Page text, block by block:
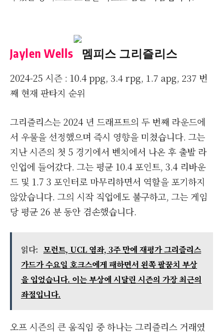
Jaylen Wells 멤피스 그리즐리스
2024-25 시즌 : 10.4 ppg, 3.4 rpg, 1.7 apg, 237 번
째 현재 판타지 순위
그리즐리스는 2024 년 드래프트의 두 번째 라운드에
서 우물을 선정했으며 즉시 영향을 미쳤습니다. 그는
지난 시즌의 첫 5 경기에서 벤치에서 나온 후 출발 라
인업에 들어갔다. 그는 평균 10.4 포인트, 3.4 리바운
드 및 1.7 3 포인터로 마무리하면서 역할을 포기하지
않았습니다. 그의 시작 직업에도 불구하고, 그는 게임
당 평균 26 분 동안 겸손했습니다.
읽다: 모런트, UCL 염좌, 3주 만에 재평가 그리즐리스
가드가 수요일 호크스에게 패하면서 왼쪽 팔꿈치 부상
을 입었습니다. 이는 부상에 시달린 시즌의 가장 최근의
좌절입니다.
오프 시즌의 큰 움직임 중 하나는 그리즐리스 거래였